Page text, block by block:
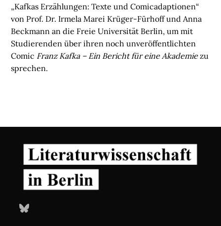
„Kafkas Erzählungen: Texte und Comicadaptionen“
von Prof. Dr. Irmela Marei Krüger-Fürhoff und Anna
Beckmann an die Freie Universität Berlin, um mit
Studierenden über ihren noch unveröffentlichten
Comic Franz Kafka – Ein Bericht für eine Akademiezu
sprechen.
Bluesky